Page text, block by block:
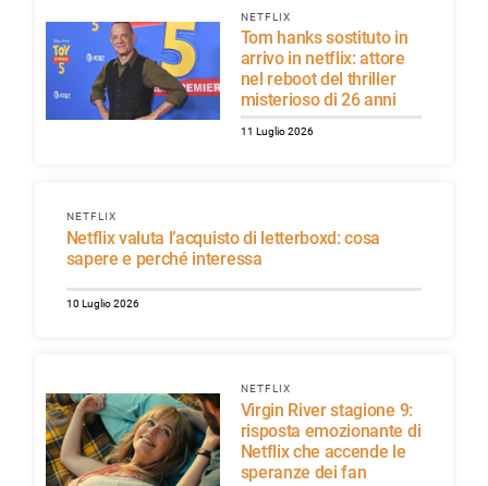
NETFLIX
Tom hanks sostituto in
arrivo in netflix: attore
nel reboot del thriller
misterioso di 26 anni
11 Luglio 2026
NETFLIX
Netflix valuta l’acquisto di letterboxd: cosa
sapere e perché interessa
10 Luglio 2026
NETFLIX
Virgin River stagione 9:
risposta emozionante di
Netflix che accende le
speranze dei fan